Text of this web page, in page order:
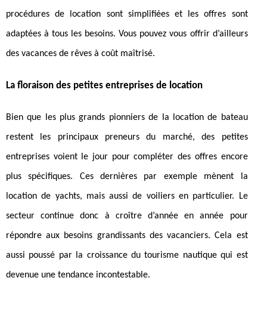
procédures de location sont simplifiées et les offres sont
adaptées à tous les besoins. Vous pouvez vous offrir d’ailleurs
des vacances de rêves à coût maîtrisé.
La floraison des petites entreprises de location
Bien que les plus grands pionniers de la location de bateau
restent les principaux preneurs du marché, des petites
entreprises voient le jour pour compléter des offres encore
plus spécifiques. Ces dernières par exemple mènent la
location de yachts, mais aussi de voiliers en particulier. Le
secteur continue donc à croître d’année en année pour
répondre aux besoins grandissants des vacanciers. Cela est
aussi poussé par la croissance du tourisme nautique qui est
devenue une tendance incontestable.